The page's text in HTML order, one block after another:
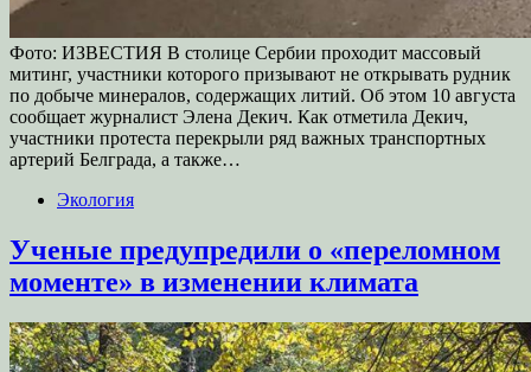
Фото: ИЗВЕСТИЯ В столице Сербии проходит массовый
митинг, участники которого призывают не открывать рудник
по добыче минералов, содержащих литий. Об этом 10 августа
сообщает журналист Элена Декич. Как отметила Декич,
участники протеста перекрыли ряд важных транспортных
артерий Белграда, а также…
Экология
Ученые предупредили о «переломном
моменте» в изменении климата